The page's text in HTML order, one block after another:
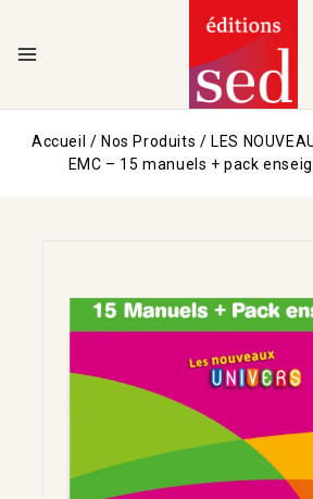
Accueil / Nos Produits / LES
EMC – 15 manuels + pack